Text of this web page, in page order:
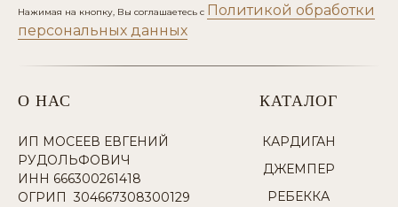
Нажимая на кнопку, Вы соглашаетесь с Политикой обработки
персональных данных
О НАС
ИП МОСЕЕВ ЕВГЕНИЙ
РУДОЛЬФОВИЧ
ИНН 666300261418
ОГРИП 304667308300129
КАТАЛОГ
КАРДИГАН
ДЖЕМПЕР
РЕБЕККА